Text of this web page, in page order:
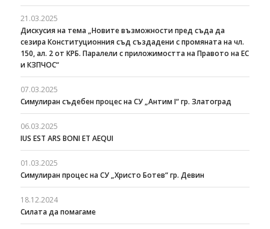
21.03.2025
Дискусия на тема „Новите възможности пред съда да
сезира Конституционния съд създадени с промяната на чл.
150, ал. 2 от КРБ. Паралели с приложимостта на Правото на ЕС
и КЗПЧОС“
07.03.2025
Симулиран съдебен процес на СУ „Антим I“ гр. Златоград
06.03.2025
IUS EST ARS BONI ET AEQUI
01.03.2025
Симулиран процес на СУ „Христо Ботев“ гр. Девин
18.12.2024
Силата да помагаме